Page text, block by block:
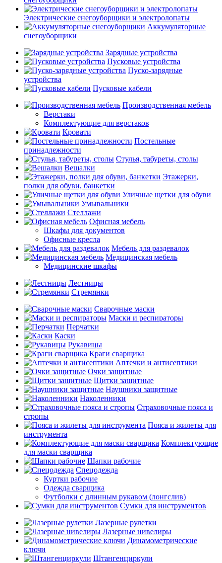
Электрические снегоуборщики и электролопаты
Аккумуляторные
снегоуборщики
Зарядные устройства
Пусковые устройства
Пуско-зарядные
устройства
Пусковые кабели
Производственная мебель
Верстаки
Комплектующие для верстаков
Кровати
Постельные
принадлежности
Стулья, табуреты, столы
Вешалки
Этажерки,
полки для обуви, банкетки
Уличные щетки для обуви
Умывальники
Стеллажи
Офисная мебель
Шкафы для документов
Офисные кресла
Мебель для раздевалок
Медицинская мебель
Медицинские шкафы
Лестницы
Стремянки
Сварочные маски
Маски и респираторы
Перчатки
Каски
Рукавицы
Краги сварщика
Аптечки и антисептики
Очки защитные
Щитки защитные
Наушники защитные
Наколенники
Страховочные пояса и
стропы
Пояса и жилеты для
инструмента
Комплектующие
для маски сварщика
Шапки рабочие
Спецодежда
Куртки рабочие
Одежда сварщика
Футболки с длинным рукавом (лонгслив)
Сумки для инструментов
Лазерные рулетки
Лазерные нивелиры
Динамометрические
ключи
Штангенциркули